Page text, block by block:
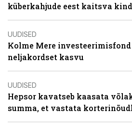
küberkahjude eest kaitsva
UUDISED
Kolme Mere investeerimisfond
neljakordset kasvu
UUDISED
Hepsor kavatseb kaasata
summa, et vastata